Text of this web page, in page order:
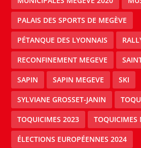
PALAIS DES SPORTS DE MEGÈVE
PÉTANQUE DES LYONNAIS
RECONFINEMENT MEGEVE
SAPIN SAPIN MEGEVE SKI
SYLVIANE GROSSET-JANIN
TOQUICIMES 2023 TOQUICIMES
ÉLECTIONS EUROPÉENNES 2024